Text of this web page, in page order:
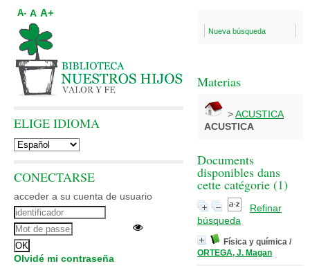
Nueva búsqueda
Materias
>ACUSTICA
ACUSTICA
Documents
disponibles dans
cette catégorie (1)
Refinar
búsqueda
Física y química /
ORTEGA, J. Magan
A- A A+
ELIGE IDIOMA
CONECTARSE
acceder a su cuenta de usuario
Olvidé mi contraseña